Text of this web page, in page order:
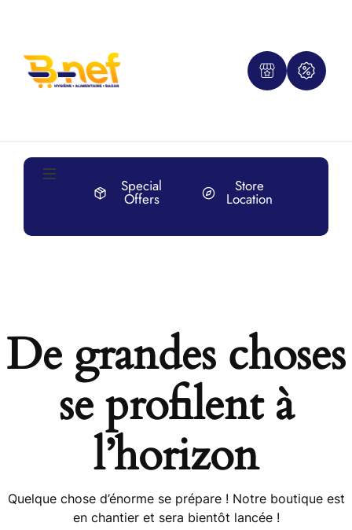
Special
Offers
Store
Location
De grandes choses
se profilent à
l’horizon
Quelque chose d’énorme se prépare ! Notre boutique est
en chantier et sera bientôt lancée !